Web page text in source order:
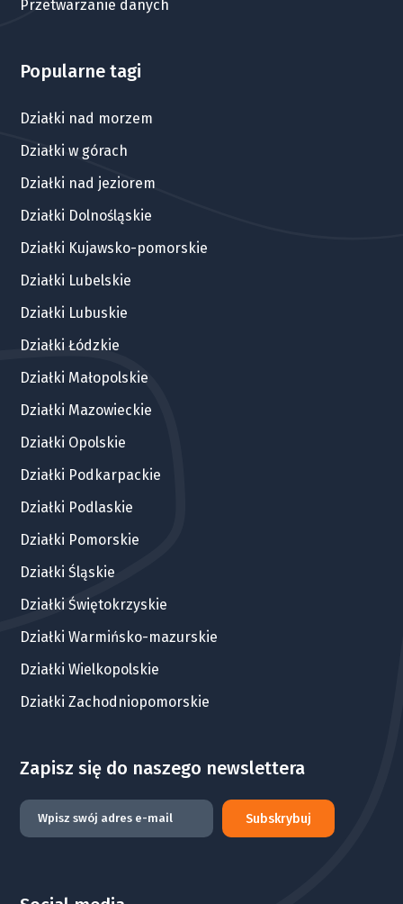
Przetwarzanie danych
Popularne tagi
Działki nad morzem
Działki w górach
Działki nad jeziorem
Działki Dolnośląskie
Działki Kujawsko-pomorskie
Działki Lubelskie
Działki Lubuskie
Działki Łódzkie
Działki Małopolskie
Działki Mazowieckie
Działki Opolskie
Działki Podkarpackie
Działki Podlaskie
Działki Pomorskie
Działki Śląskie
Działki Świętokrzyskie
Działki Warmińsko-mazurskie
Działki Wielkopolskie
Działki Zachodniopomorskie
Zapisz się do naszego newslettera
Subskrybuj